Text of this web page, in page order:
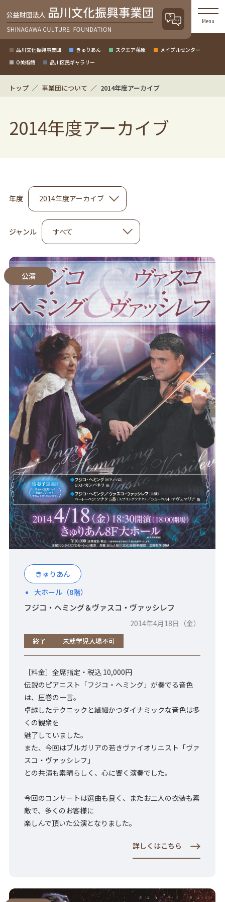
Menu
品川文化振興事業団 きゅりあん スクエア荏原
メイプルセンター
O美術館
品川区民ギャラリー
トップ 事業団について 2014年度アーカイブ
2014年度アーカイブ
年度 2014年度アーカイブ
ジャンル すべて
きゅりあん
大ホール（8階）
フジコ・ヘミング＆ヴァスコ・ヴァッシレフ
公演
2014年4月18日（金）
終了 未就学児入場不可
［料金］全席指定・税込 10,000円
伝説のピアニスト「フジコ・ヘミング」が奏でる音色
は、圧巻の一言。
卓越したテクニックと繊細かつダイナミックな音色は多
くの観衆を
魅了していました。
また、今回はブルガリアの若きヴァイオリニスト「ヴァ
スコ・ヴァッシレフ」
との共演も素晴らしく、心に響く演奏でした。
今回のコンサートは選曲も良く、またお二人の衣装も素
敵で、多くのお客様に
楽しんで頂いた公演となりました。
詳しくはこちら